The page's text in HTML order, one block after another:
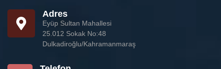
Adres
Eyüp Sultan Mahallesi
25.012 Sokak No:48
Dulkadiroğlu/Kahramanmaraş